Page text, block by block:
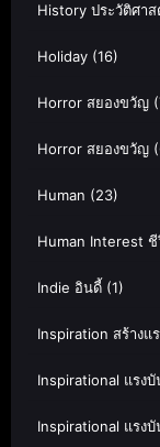
History ประวัติศาส
Holiday (16)
Horror สยองขวัญ
Horror สยองขวัญ
Human (23)
Human Interest ชี
Indie อินดี้ (1)
Inspiration สร้างแ
Inspirational แรงบั
Inspirational แรงบั